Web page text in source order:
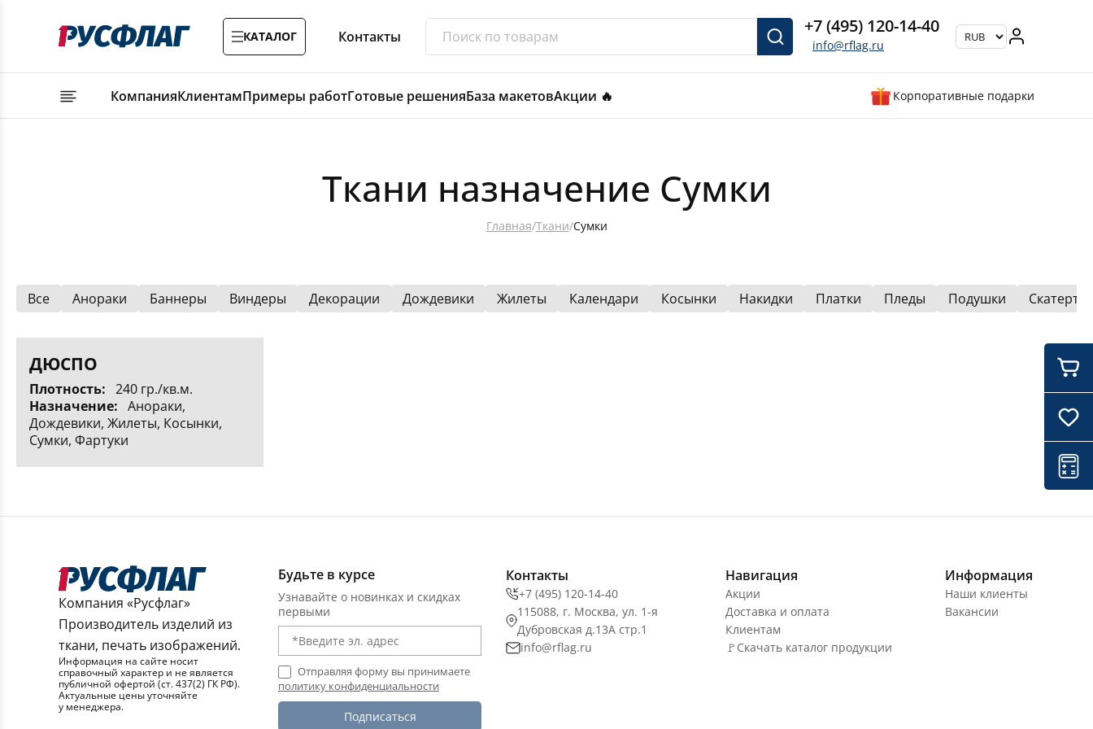
КАТАЛОГ Контакты +7 (495) 120-14-40
info@rflag.ru
КомпанияКлиентамПримеры работГотовые решенияБаза макетовАкции 🔥 Корпоративные подарки
Ткани назначение Сумки
Главная/Ткани/Сумки
Все Анораки Баннеры Виндеры Декорации Дождевики Жилеты Календари Косынки Накидки Платки Пледы Подушки
ДЮСПО
Плотность: 240 гр./кв.м.
Назначение: Анораки,
Дождевики, Жилеты, Косынки,
Сумки, Фартуки
Компания «Русфлаг»
Производитель изделий из
ткани, печать изображений.
Информация на сайте носит
справочный характер и не является
публичной офертой (ст. 437(2) ГК РФ).
Актуальные цены уточняйте
у менеджера.
Будьте в курсе
Узнавайте о новинках и скидках
первыми
Отправляя форму вы принимаете
политику конфиденциальности
Подписаться
Контакты
+7 (495) 120-14-40
115088, г. Москва, ул. 1-я
Дубровская д.13А стр.1
info@rflag.ru
Навигация
Акции
Доставка и оплата
Клиентам
🚩Скачать каталог продукции
Информация
Наши клиенты
Вакансии